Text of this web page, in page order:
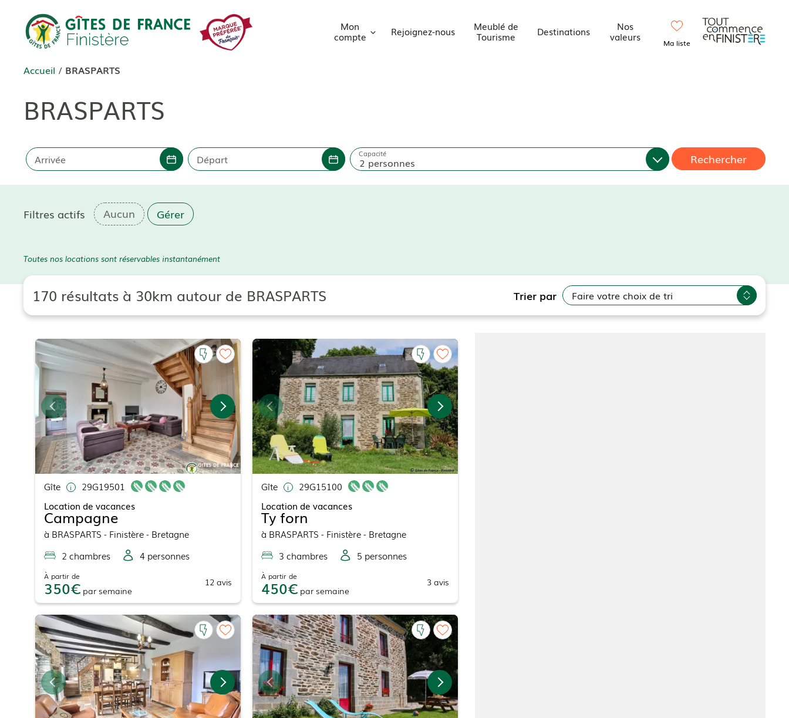
contenu
Mon
compte
Rejoignez-nous
Meublé de
Tourisme
Destinations
Nos
valeurs
Ma liste
Accueil / BRASPARTS
BRASPARTS
Arrivée Départ 2 personnes
Capacité Rechercher
Filtres actifs Gérer
Toutes nos locations sont réservables instantanément
170 résultats à 30km autour de BRASPARTS Trier par
Gîte
29G19501
Location de vacances
Campagne
à BRASPARTS - Finistère - Bretagne
2 chambres 4personnes
À partir de
350 par semaine
12 avis
Gîte
29G15100
Location de vacances
Ty forn
à BRASPARTS - Finistère - Bretagne
3 chambres 5 personnes
À partir de
450 par semaine
3avis